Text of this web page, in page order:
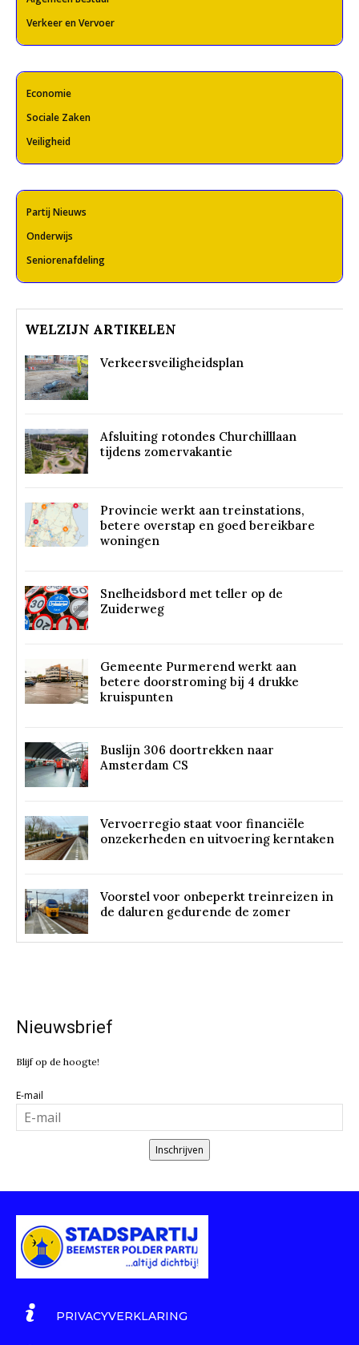
Verkeer en Vervoer
Economie
Sociale Zaken
Veiligheid
Partij Nieuws
Onderwijs
Seniorenafdeling
WELZIJN ARTIKELEN
Verkeersveiligheidsplan
Afsluiting rotondes Churchilllaan
tijdens zomervakantie
Provincie werkt aan treinstations,
betere overstap en goed bereikbare
woningen
Snelheidsbord met teller op de
Zuiderweg
Gemeente Purmerend werkt aan
betere doorstroming bij 4 drukke
kruispunten
Buslijn 306 doortrekken naar
Amsterdam CS
Vervoerregio staat voor financiële
onzekerheden en uitvoering kerntaken
Voorstel voor onbeperkt treinreizen in
de daluren gedurende de zomer
Nieuwsbrief
Blijf op de hoogte!
E-mail
Inschrijven
PRIVACYVERKLARING